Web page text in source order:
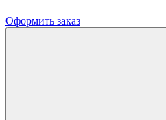
Оформить заказ